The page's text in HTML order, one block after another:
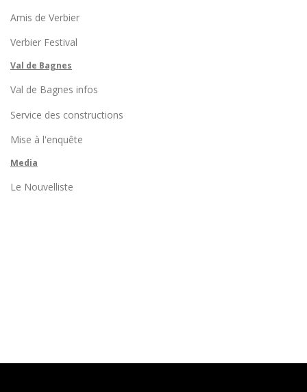
Amis de Verbier
Verbier Festival
Val de Bagnes
Val de Bagnes infos
Service des constructions
Mise à l'enquête
Media
Le Nouvelliste